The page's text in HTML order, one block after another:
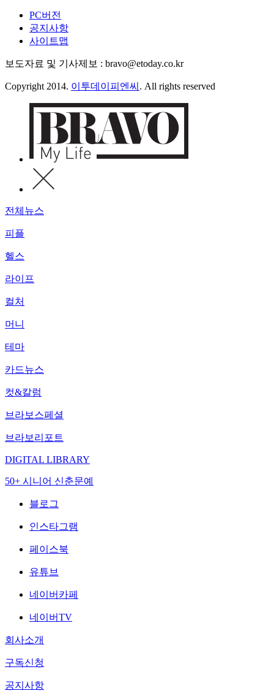
PC버전
공지사항
사이트맵
보도자료 및 기사제보 : bravo@etoday.co.kr
Copyright 2014. 이투데이피엔씨 . All rights reserved
전체뉴스
피플
헬스
라이프
컬처
머니
테마
카드뉴스
컷&칼럼
브라보스페셜
브라보리포트
DIGITAL LIBRARY
50+ 시니어 신춘문예
블로그
인스타그램
페이스북
유튜브
네이버카페
네이버TV
회사소개
구독신청
공지사항